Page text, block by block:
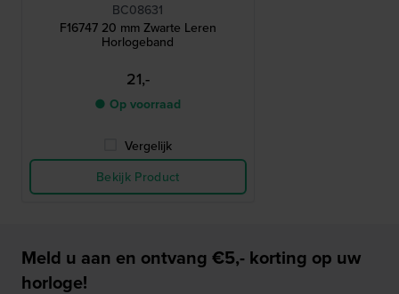
BC08631
F16747 20 mm Zwarte Leren
Horlogeband
21,-
● Op voorraad
Vergelijk
Bekijk Product
Meld u aan en ontvang €5,- korting op uw
horloge!